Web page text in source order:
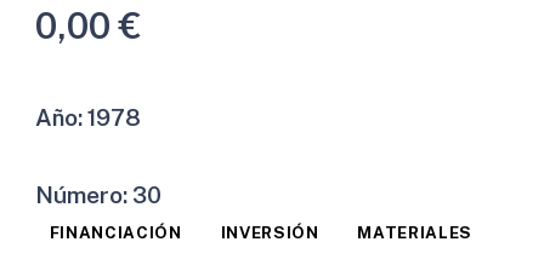
0,00€
Año:1978
Número: 30
FINANCIACIÓN INVERSIÓN MATERIALES